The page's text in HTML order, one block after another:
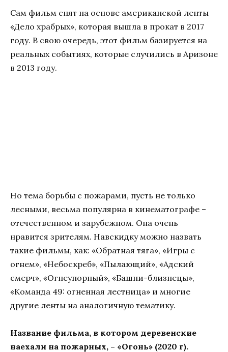
Сам фильм снят на основе американской ленты
«Дело храбрых», которая вышла в прокат в 2017
году. В свою очередь, этот фильм базируется на
реальных событиях, которые случились в Аризоне
в 2013 году.
Но тема борьбы с пожарами, пусть не только
лесными, весьма популярна в кинематографе –
отечественном и зарубежном. Она очень
нравится зрителям. Навскидку можно назвать
такие фильмы, как: «Обратная тяга», «Игры с
огнем», «Небоскреб», «Пылающий», «Адский
смерч», «Огнеупорный», «Башни-близнецы»,
«Команда 49: огненная лестница» и многие
другие ленты на аналогичную тематику.
Название фильма, в котором деревенские
наехали на пожарных, – «Огонь» (2020 г).